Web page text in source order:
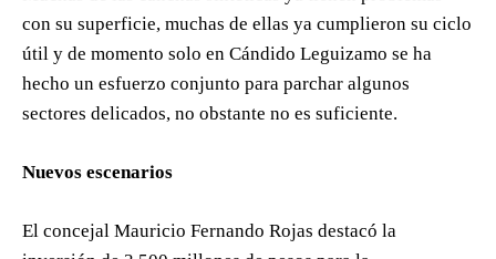
con su superficie, muchas de ellas ya cumplieron su ciclo
útil y de momento solo en Cándido Leguizamo se ha
hecho un esfuerzo conjunto para parchar algunos
sectores delicados, no obstante no es suficiente.
Nuevos escenarios
El concejal Mauricio Fernando Rojas destacó la